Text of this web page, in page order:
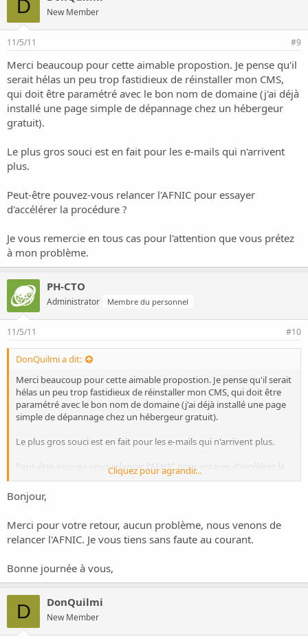
D New Member
11/5/11 #9
Merci beaucoup pour cette aimable propostion. Je pense qu'il
serait hélas un peu trop fastidieux de réinstaller mon CMS,
qui doit être paramétré avec le bon nom de domaine (j'ai déjà
installé une page simple de dépannage chez un hébergeur
gratuit).
Le plus gros souci est en fait pour les e-mails qui n'arrivent
plus.
Peut-être pouvez-vous relancer l'AFNIC pour essayer
d'accélérer la procédure ?
Je vous remercie en tous cas pour l'attention que vous prétez
à mon problème.
PH-CTO
Administrator Membre du personnel
11/5/11 #10
DonQuilmi a dit:
Merci beaucoup pour cette aimable propostion. Je pense qu'il serait
hélas un peu trop fastidieux de réinstaller mon CMS, qui doit être
paramétré avec le bon nom de domaine (j'ai déjà installé une page
simple de dépannage chez un hébergeur gratuit).
Le plus gros souci est en fait pour les e-mails qui n'arrivent plus.
Peut-être pouvez-vous relancer l'AFNIC pour essayer d'accélérer la
procédure ?
Je vous remercie en tous cas pour l'attention que vous prétez à mon
Cliquez pour agrandir...
Bonjour,
Merci pour votre retour, aucun problème, nous venons de
relancer l'AFNIC. Je vous tiens sans faute au courant.
Bonne journée à vous,
D DonQuilmi
New Member